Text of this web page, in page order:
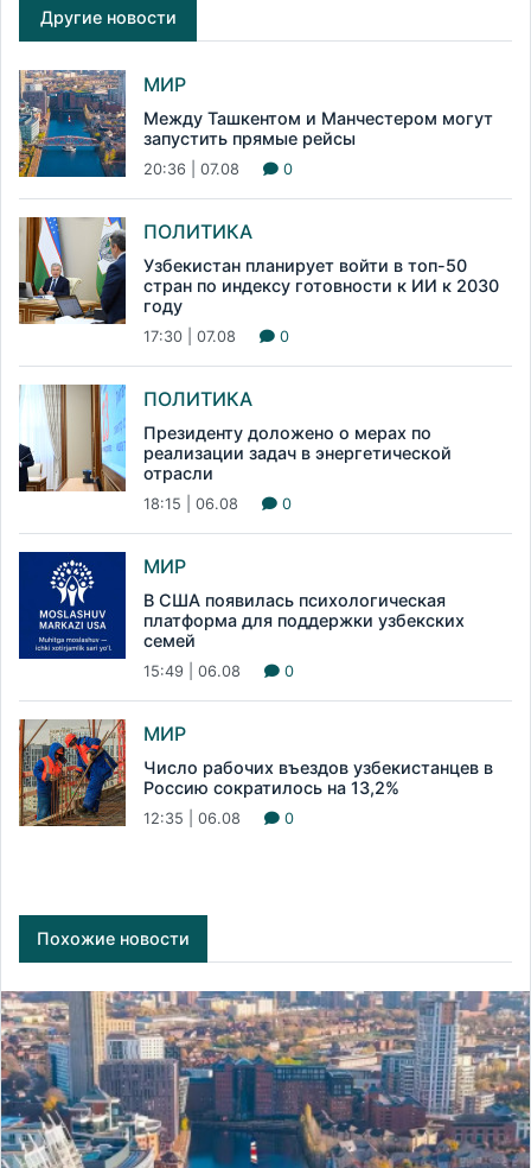
Другие новости
МИР
Между Ташкентом и Манчестером могут
запустить прямые рейсы
20:36 | 07.08 0
ПОЛИТИКА
Узбекистан планирует войти в топ-50
стран по индексу готовности к ИИ к 2030
году
17:30 | 07.08 0
ПОЛИТИКА
Президенту доложено о мерах по
реализации задач в энергетической
отрасли
18:15 | 06.08 0
МИР
В США появилась психологическая
платформа для поддержки узбекских
семей
15:49 | 06.08 0
МИР
Число рабочих въездов узбекистанцев в
Россию сократилось на 13,2%
12:35 | 06.08 0
Похожие новости